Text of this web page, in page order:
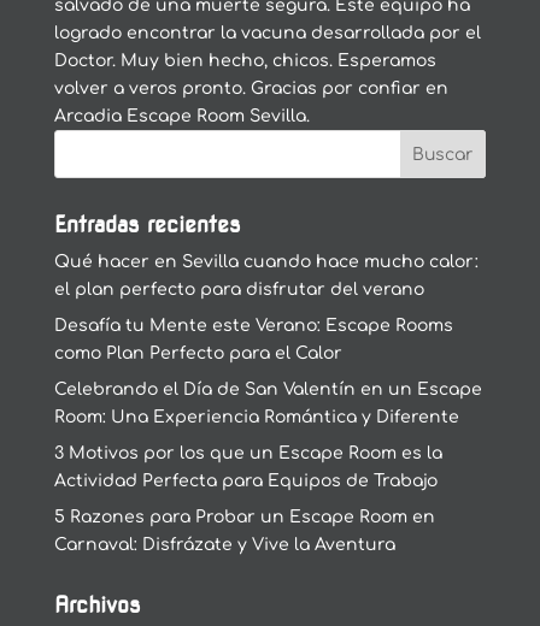
salvado de una muerte segura. Este equipo ha
logrado encontrar la vacuna desarrollada por el
Doctor. Muy bien hecho, chicos. Esperamos
volver a veros pronto. Gracias por confiar en
Arcadia Escape Room Sevilla.
Entradas recientes
Qué hacer en Sevilla cuando hace mucho calor:
el plan perfecto para disfrutar del verano
Desafía tu Mente este Verano: Escape Rooms
como Plan Perfecto para el Calor
Celebrando el Día de San Valentín en un Escape
Room: Una Experiencia Romántica y Diferente
3 Motivos por los que un Escape Room es la
Actividad Perfecta para Equipos de Trabajo
5 Razones para Probar un Escape Room en
Carnaval: Disfrázate y Vive la Aventura
Archivos